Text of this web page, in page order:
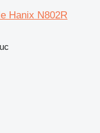
Hanix N802R